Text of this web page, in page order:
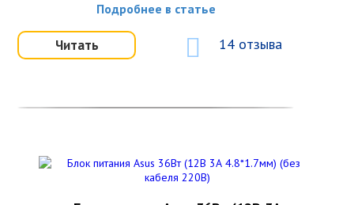
Подробнее в статье
Читать 14 отзыва